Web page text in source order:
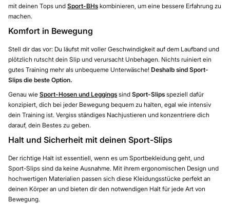
mit deinen Tops und Sport-BHs kombinieren, um eine bessere Erfahrung zu
machen.
Komfort in Bewegung
Stell dir das vor: Du läufst mit voller Geschwindigkeit auf dem Laufband und
plötzlich rutscht dein Slip und verursacht Unbehagen. Nichts ruiniert ein
gutes Training mehr als unbequeme Unterwäsche! Deshalb sind Sport-
Slips die beste Option.
Genau wie Sport-Hosen und Leggings sind Sport-Slips speziell dafür
konzipiert, dich bei jeder Bewegung bequem zu halten, egal wie intensiv
dein Training ist. Vergiss ständiges Nachjustieren und konzentriere dich
darauf, dein Bestes zu geben.
Halt und Sicherheit mit deinen Sport-Slips
Der richtige Halt ist essentiell, wenn es um Sportbekleidung geht, und
Sport-Slips sind da keine Ausnahme. Mit ihrem ergonomischen Design und
hochwertigen Materialien passen sich diese Kleidungsstücke perfekt an
deinen Körper an und bieten dir den notwendigen Halt für jede Art von
Bewegung.